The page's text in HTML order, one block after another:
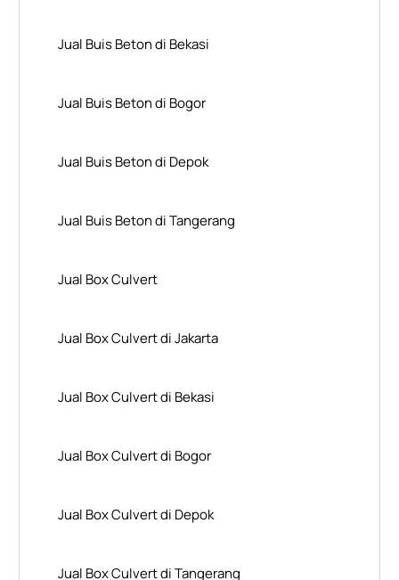
Jual Buis Beton di Bekasi
Jual Buis Beton di Bogor
Jual Buis Beton di Depok
Jual Buis Beton di Tangerang
Jual Box Culvert
Jual Box Culvert di Jakarta
Jual Box Culvert di Bekasi
Jual Box Culvert di Bogor
Jual Box Culvert di Depok
Jual Box Culvert di Tangerang